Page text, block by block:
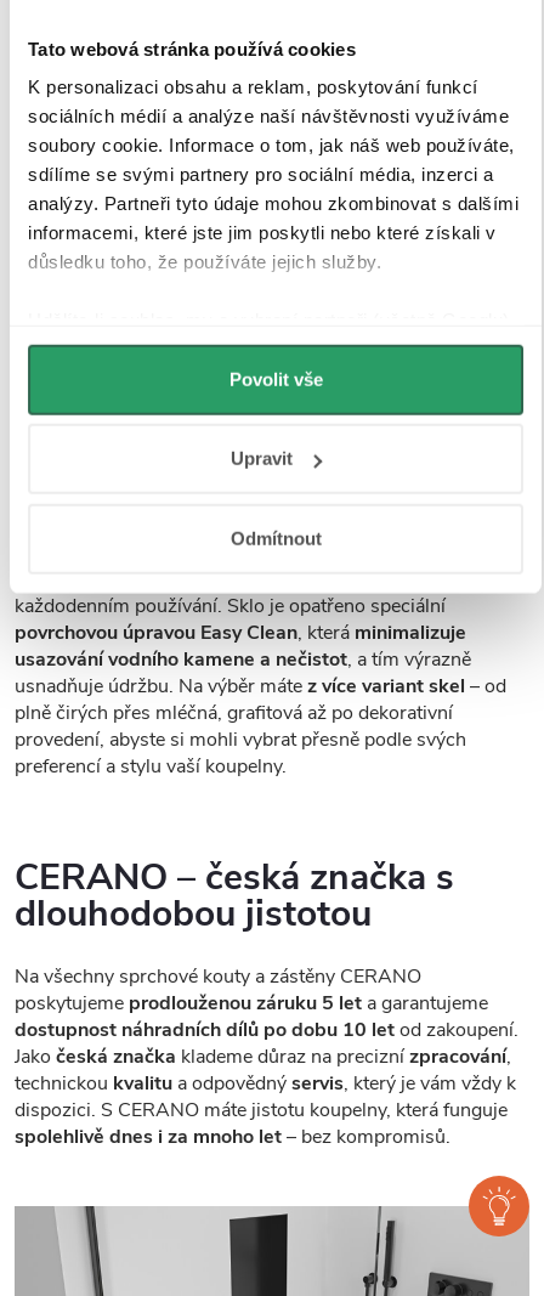
Tato webová stránka používá cookies
K personalizaci obsahu a reklam, poskytování funkcí
sociálních médií a analýze naší návštěvnosti využíváme
soubory cookie. Informace o tom, jak náš web používáte,
sdílíme se svými partnery pro sociální média, inzerci a
analýzy. Partneři tyto údaje mohou zkombinovat s dalšími
informacemi, které jste jim poskytli nebo které získali v
důsledku toho, že používáte jejich služby.
můžeme používat cookies pro analytiku a
personalizovanou reklamu. Jak Google zpracovává
osobní údaje najdete na stránkách
Povolit vše
Upravit
Odmítnout
Tvrzené bezpečností sklo
Sprchové kouty a zástěny CERANO jsou vybaveny
tvrzeným bezpečnostním sklemo tloušťce
každodenním používání. Sklo je opatřeno speciální
povrchovou úpravou Easy Clean, která minimalizuje
usazování vodního kamene a nečistot, a tím výrazně
usnadňuje údržbu. Na výběr mátez více variant skel – od
plně čirých přes mléčná, grafitová až po dekorativní
provedení, abyste si mohli vybrat přesně podle svých
preferencí a stylu vaší koupelny.
CERANO – česká značka s
dlouhodobou jistotou
Na všechny sprchové kouty a zástěny CERANO
poskytujeme prodlouženou záruku 5 let a garantujeme
dostupnost náhradních dílů po dobu 10 letod zakoupení.
Jako česká značka klademe důraz na preciznízpracování,
technickou kvalitu a odpovědnýservis, který je vám vždy k
dispozici. S CERANO máte jistotu koupelny, která funguje
spolehlivě dnes i za mnoho let– bez kompromisů.